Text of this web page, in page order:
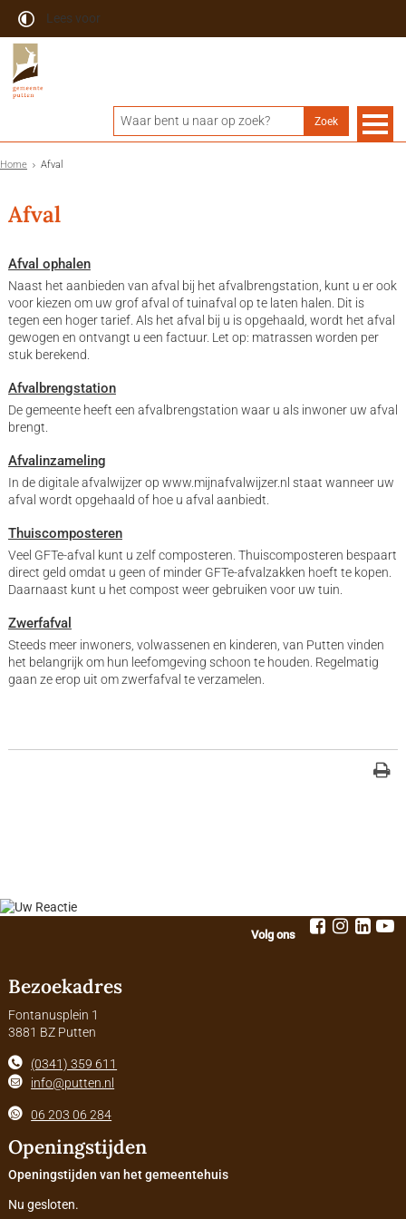
Lees voor
Home Afval
Afval
Afval ophalen
Naast het aanbieden van afval bij het afvalbrengstation, kunt u er ook
voor kiezen om uw grof afval of tuinafval op te laten halen. Dit is
tegen een hoger tarief. Als het afval bij u is opgehaald, wordt het afval
gewogen en ontvangt u een factuur. Let op: matrassen worden per
stuk berekend.
Afvalbrengstation
De gemeente heeft een afvalbrengstation waar u als inwoner uw afval
brengt.
Afvalinzameling
In de digitale afvalwijzer op www.mijnafvalwijzer.nl staat wanneer uw
afval wordt opgehaald of hoe u afval aanbiedt.
Thuiscomposteren
Veel GFTe-afval kunt u zelf composteren. Thuiscomposteren bespaart
direct geld omdat u geen of minder GFTe-afvalzakken hoeft te kopen.
Daarnaast kunt u het compost weer gebruiken voor uw tuin.
Zwerfafval
Steeds meer inwoners, volwassenen en kinderen, van Putten vinden
het belangrijk om hun leefomgeving schoon te houden. Regelmatig
gaan ze erop uit om zwerfafval te verzamelen.
Volg ons
Bezoekadres
Fontanusplein 1
3881 BZ Putten
(0341) 359 611
info@putten.nl
06 203 06 284
Openingstijden
Openingstijden van het gemeentehuis
Nu gesloten.